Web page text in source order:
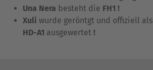
Una Nera besteht die FH1 !
Xuli wurde geröntgt und offiziell als
HD-A1 ausgewertet !